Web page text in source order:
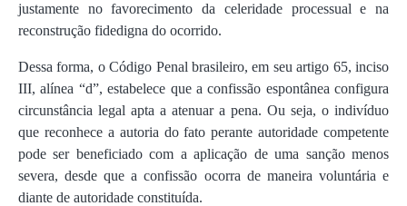
justamente no favorecimento da celeridade processual e na
reconstrução fidedigna do ocorrido.
Dessa forma, o Código Penal brasileiro, em seu artigo 65, inciso
III, alínea “d”, estabelece que a confissão espontânea configura
circunstância legal apta a atenuar a pena. Ou seja, o indivíduo
que reconhece a autoria do fato perante autoridade competente
pode ser beneficiado com a aplicação de uma sanção menos
severa, desde que a confissão ocorra de maneira voluntária e
diante de autoridade constituída.